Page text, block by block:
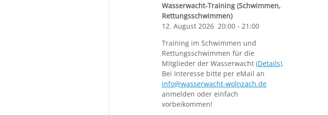
Wasserwacht-Training (Schwimmen,
Rettungsschwimmen)
12. August 2026 20:00- 21:00
Training im Schwimmen und
Rettungsschwimmen für die
Mitglieder der Wasserwacht (Details).
Bei Interesse bitte per eMail an
info@wasserwacht-wolnzach.de
anmelden oder einfach
vorbeikommen!